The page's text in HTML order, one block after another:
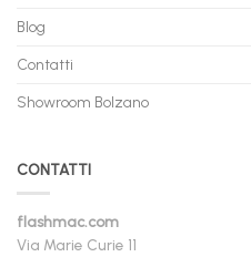
Blog
Contatti
Showroom Bolzano
CONTATTI
flashmac.com
Via Marie Curie 11